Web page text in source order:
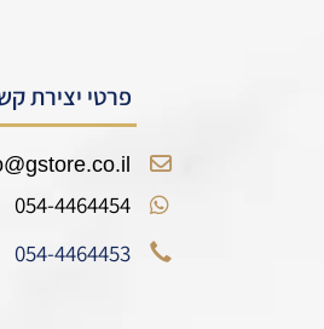
פרטי יצירת
054-4464454
054-4464453